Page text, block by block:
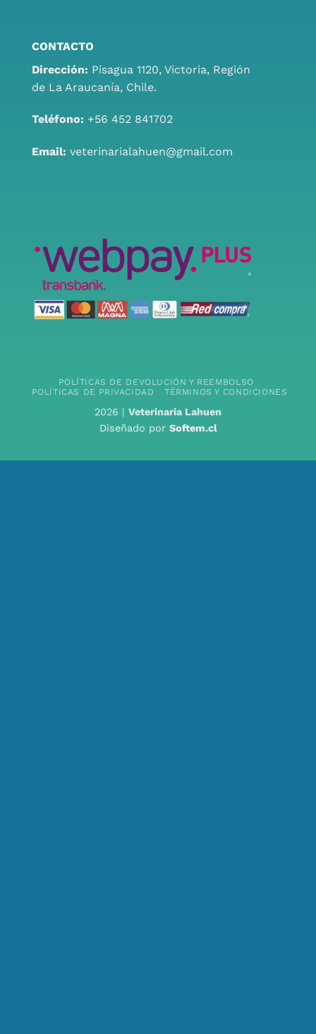
CONTACTO
Dirección: Pisagua 1120, Victoria, Región
de La Araucanía, Chile.
Teléfono: +56 452 841702
Email: veterinarialahuen@gmail.com
POLÍTICAS DE DEVOLUCIÓN Y REEMBOLSO
POLÍTICAS DE PRIVACIDAD
TÉRMINOS Y CONDICIONES
2026 | Veterinaria Lahuen
Diseñado por Softem.cl